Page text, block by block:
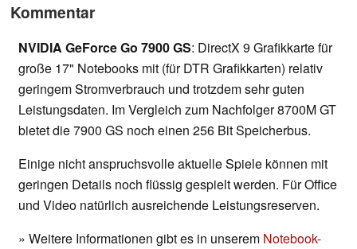
Kommentar
NVIDIA GeForce Go 7900 GS: DirectX 9 Grafikkarte für
große 17" Notebooks mit (für DTR Grafikkarten) relativ
geringem Stromverbrauch und trotzdem sehr guten
Leistungsdaten. Im Vergleich zum Nachfolger 8700M GT
bietet die 7900 GS noch einen 256 Bit Speicherbus.
Einige nicht anspruchsvolle aktuelle Spiele können mit
geringen Details noch flüssig gespielt werden. Für Office
und Video natürlich ausreichende Leistungsreserven.
» Weitere Informationen gibt es in unserem Notebook-